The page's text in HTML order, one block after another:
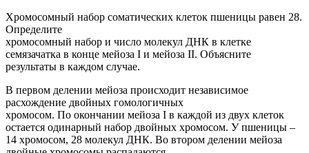
Хромосомный набор соматических клеток пшеницы равен 28.
Определите
хромосомный набор и число молекул ДНК в клетке
семязачатка в конце мейоза I и мейоза II. Объясните
результаты в каждом случае.
В первом делении мейоза происходит независимое
расхождение двойных гомологичных
хромосом. По окончании мейоза I в каждой из двух клеток
остается одинарный набор двойных хромосом. У пшеницы –
14 хромосом, 28 молекул ДНК. Во втором делении мейоза